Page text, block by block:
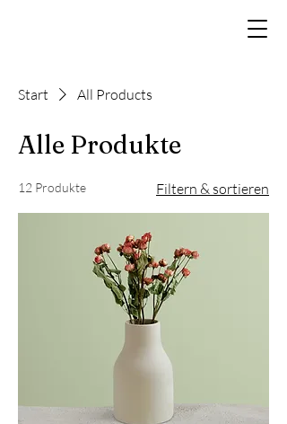
Start All Products
Alle Produkte
12 Produkte Filtern & sortieren